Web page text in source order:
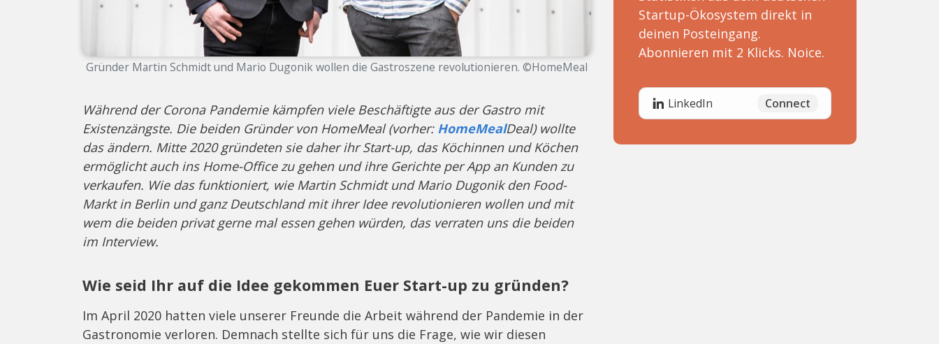
Gründer Martin Schmidt und Mario Dugonik wollen die Gastroszene revolutionieren. ©HomeMeal
Während der Corona Pandemie kämpfen viele Beschäftigte aus der Gastro mit
Existenzängste. Die beiden Gründer von HomeMeal (vorher: HomeMealDeal) wollte
das ändern. Mitte 2020 gründeten sie daher ihr Start-up, das Köchinnen und Köchen
ermöglicht auch ins Home-Office zu gehen und ihre Gerichte per App an Kunden zu
verkaufen. Wie das funktioniert, wie Martin Schmidt und Mario Dugonik den Food-
Markt in Berlin und ganz Deutschland mit ihrer Idee revolutionieren wollen und mit
wem die beiden privat gerne mal essen gehen würden, das verraten uns die beiden
im Interview.
Wie seid Ihr auf die Idee gekommen Euer Start-up zu gründen?
Im April 2020 hatten viele unserer Freunde die Arbeit während der Pandemie in der
Gastronomie verloren. Demnach stellte sich für uns die Frage, wie wir diesen
Startup-Ökosystem direkt in
deinen Posteingang.
Abonnieren mit 2 Klicks. Noice.
LinkedIn Connect